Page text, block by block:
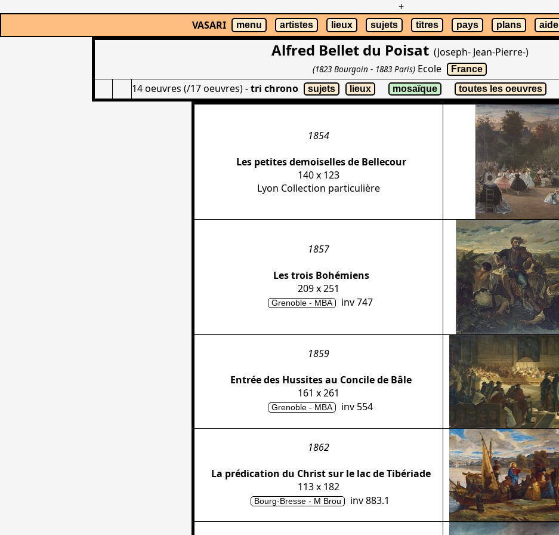
+
VASARI
menu artistes lieux sujets titres pays plans aide
Alfred Bellet du Poisat(Joseph- Jean-Pierre-)
(1823 Bourgoin - 1883 Paris)Ecole France
14 oeuvres (/17 oeuvres)-tri chrono sujets lieux mosaïque toutes les oeuvres
1854
Les petites demoiselles de Bellecour
140 x 123
Lyon Collection particulière
1857
Les trois Bohémiens
209 x 251
Grenoble - MBA inv 747
1859
Entrée des Hussites au Concile de Bâle
161 x 261
Grenoble - MBA inv 554
1862
La prédication du Christ sur le lac de Tibériade
113 x 182
Bourg-Bresse - M Brou inv 883.1